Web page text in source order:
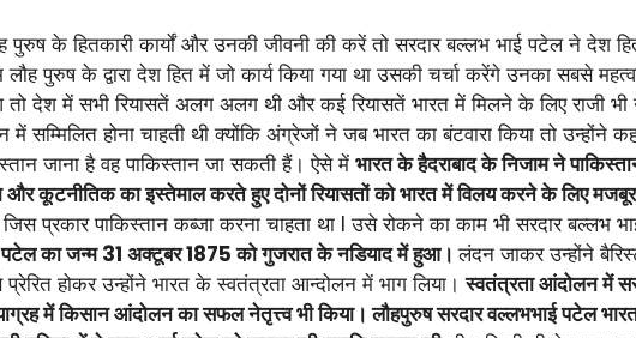
पुरुष के हितकारी कार्यों और उनकी जीवनी की करें तो सरदार बल्लभ भाई पटेल ने देश
लौह पुरुष के द्वारा देश हित में जो कार्य किया गया था उसकी चर्चा करेंगे उनका सबसे
देश में सभी रियासतें अलग अलग थी और कई रियासतें भारत में मिलने के लिए राजी
में सम्मिलित होना चाहती थी क्योंकि अंग्रेजों ने जब भारत का बंटवारा किया तो
जाना है वह पाकिस्तान जा सकती हैं। ऐसे में भारत के हैदराबाद के निजाम ने
कूटनीतिक का इस्तेमाल करते हुए दोनों रियासतों को भारत में विलय करने के लिए
प्रकार पाकिस्तान कब्जा करना चाहता था I उसे रोकने का काम भी सरदार बल्लभ
पटेल का जन्म 31 अक्टूबर 1875 को गुजरात के नडियाद में हुआ।लंदन जाकर उन्होंने
प्रेरित होकर उन्होंने भारत के स्वतंत्रता आन्दोलन में भाग लिया।स्वतंत्रता आंदोलन में
में किसान आंदोलन का सफल नेतृत्त्व भी किया। लौहपुरुष सरदार वल्लभभाई पटेल